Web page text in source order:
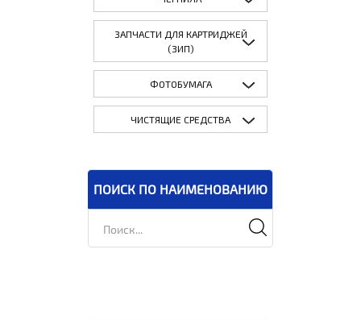
ЗАПЧАСТИ ДЛЯ КАРТРИДЖЕЙ
(ЗИП)
ФОТОБУМАГА
ЧИСТЯЩИЕ СРЕДСТВА
ПОИСК ПО НАИМЕНОВАНИЮ